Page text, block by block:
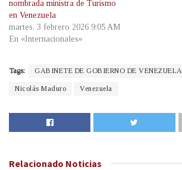
nombrada ministra de Turismo
en Venezuela
martes, 3 febrero 2026 9:05 AM
En «Internacionales»
Tags: GABINETE DE GOBIERNO DE VENEZUELA
Nicolás Maduro Venezuela
Relacionado Noticias